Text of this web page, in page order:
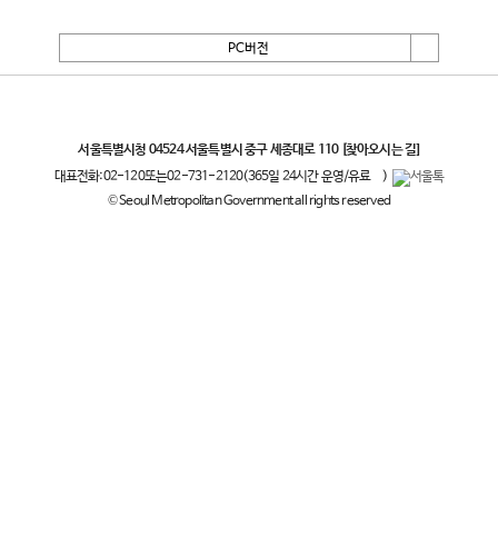
PC버전
서울특별시청 04524 서울특별시 중구 세종대로 110 [찾아오시는 길]
대표전화:02-120또는02-731-2120(365일 24시간 운영/유료
)
© Seoul Metropolitan Government all rights reserved